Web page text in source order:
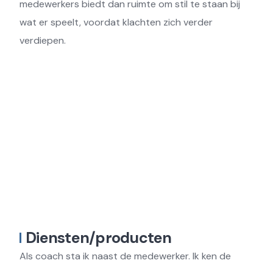
medewerkers biedt dan ruimte om stil te staan bij
wat er speelt, voordat klachten zich verder
verdiepen.
Diensten/producten
Als coach sta ik naast de medewerker. Ik ken de